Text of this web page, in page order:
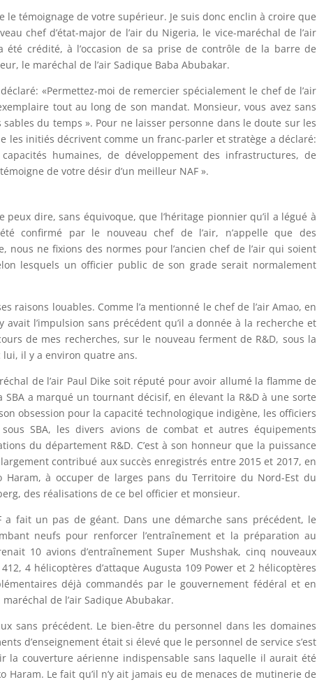
le témoignage de votre supérieur. Je suis donc enclin à croire que
chef d’état-major de l’air du Nigeria, le vice-maréchal de l’air
été crédité, à l’occasion de sa prise de contrôle de la barre de
le maréchal de l’air Sadique Baba Abubakar.
«Permettez-moi de remercier spécialement le chef de l’air
tout au long de son mandat. Monsieur, vous avez sans
du temps ». Pour ne laisser personne dans le doute sur les
les initiés décrivent comme un franc-parler et stratège a déclaré:
humaines, de développement des infrastructures, de
de votre désir d’un meilleur NAF ».
peux dire, sans équivoque, que l’héritage pionnier qu’il a légué à
confirmé par le nouveau chef de l’air, n’appelle que des
ne fixions des normes pour l’ancien chef de l’air qui soient
lesquels un officier public de son grade serait normalement
raisons louables. Comme l’a mentionné le chef de l’air Amao, en
l’impulsion sans précédent qu’il a donnée à la recherche et
de mes recherches, sur le nouveau ferment de R&D, sous la
lui, il y a environ quatre ans.
de l’air Paul Dike soit réputé pour avoir allumé la flamme de
a marqué un tournant décisif, en élevant la R&D à une sorte
obsession pour la capacité technologique indigène, les officiers
SBA, les divers avions de combat et autres équipements
du département R&D. C’est à son honneur que la puissance
contribué aux succès enregistrés entre 2015 et 2017, en
Haram, à occuper de larges pans du Territoire du Nord-Est du
des réalisations de ce bel officier et monsieur.
a fait un pas de géant. Dans une démarche sans précédent, le
neufs pour renforcer l’entraînement et la préparation au
10 avions d’entraînement Super Mushshak, cinq nouveaux
4 hélicoptères d’attaque Augusta 109 Power et 2 hélicoptères
déjà commandés par le gouvernement fédéral et en
de l’air Sadique Abubakar.
sans précédent. Le bien-être du personnel dans les domaines
d’enseignement était si élevé que le personnel de service s’est
couverture aérienne indispensable sans laquelle il aurait été
Le fait qu’il n’y ait jamais eu de menaces de mutinerie de